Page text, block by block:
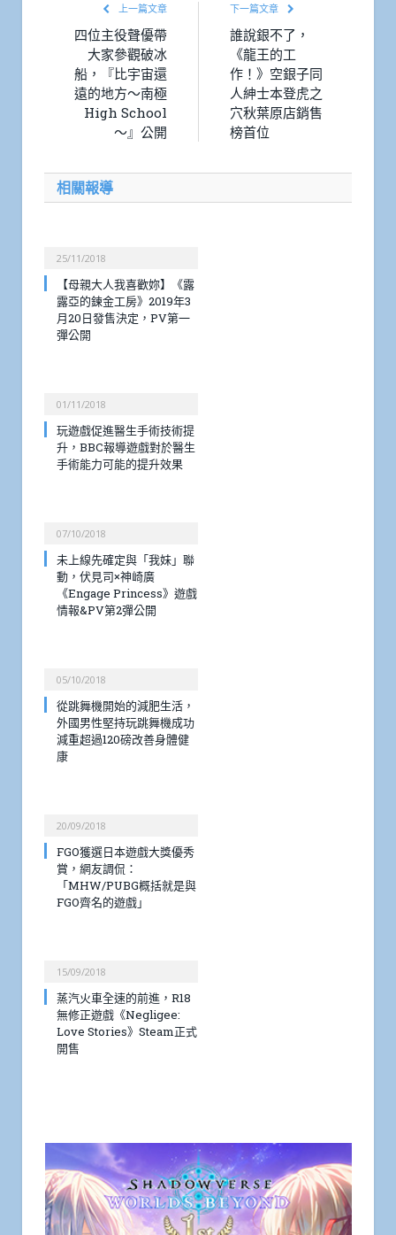
上一篇文章
四位主役聲優帶
大家參觀破冰
船，『比宇宙還
遠的地方～南極
High School
～』公開
下一篇文章
誰說銀不了，
《龍王的工
作！》空銀子同
人紳士本登虎之
穴秋葉原店銷售
榜首位
相關報導
25/11/2018
【母親大人我喜歡妳】《露
露亞的鍊金工房》2019年3
月20日發售決定，PV第一
彈公開
01/11/2018
玩遊戲促進醫生手術技術提
升，BBC報導遊戲對於醫生
手術能力可能的提升效果
07/10/2018
未上線先確定與「我妹」聯
動，伏見司×神崎廣
《Engage Princess》遊戲
情報&PV第2彈公開
05/10/2018
從跳舞機開始的減肥生活，
外國男性堅持玩跳舞機成功
減重超過120磅改善身體健
康
20/09/2018
FGO獲選日本遊戲大獎優秀
賞，網友調侃：
「MHW/PUBG概括就是與
FGO齊名的遊戲」
15/09/2018
蒸汽火車全速的前進，R18
無修正遊戲《Negligee:
Love Stories》Steam正式
開售